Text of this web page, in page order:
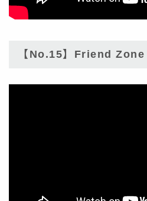
【No.15】Friend Zone